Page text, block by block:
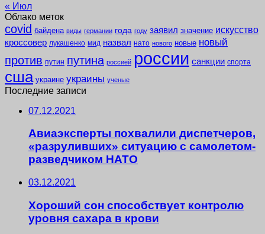
« Июл
Облако меток
covid байдена виды германии года году заявил значение искусство
кроссовер лукашенко мид назвал нато нового новые новый
против путин путина россией россии санкции спорта
сша украине украины ученые
Последние записи
07.12.2021
Авиаэксперты похвалили диспетчеров,
«разруливших» ситуацию с самолетом-
разведчиком НАТО
03.12.2021
Хороший сон способствует контролю
уровня сахара в крови